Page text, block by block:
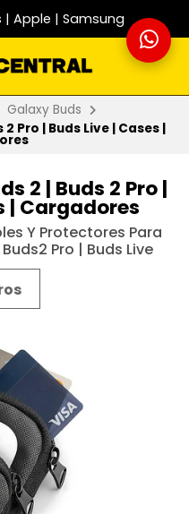
Apple | Samsung
Galaxy Buds
2 Pro | Buds Live | Cases |
2 | Buds 2 Pro |
| Cargadores
Y Protectores Para
Pro | Buds Live